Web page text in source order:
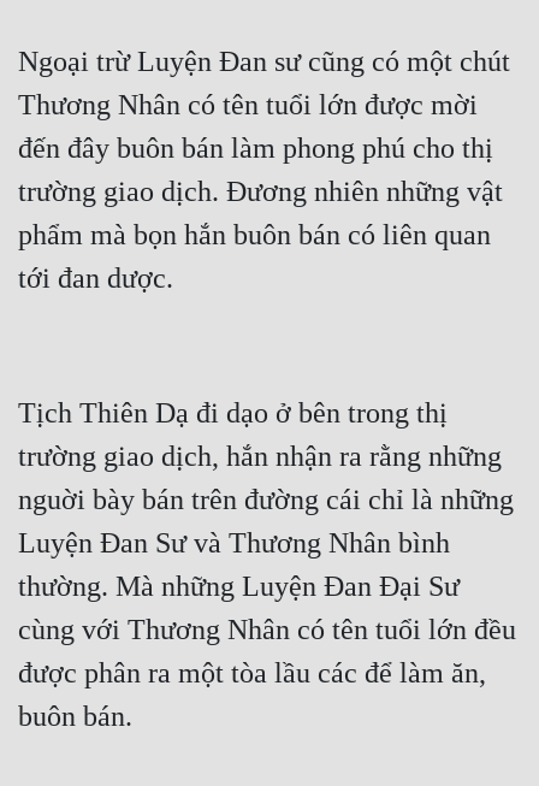
Ngoại trừ Luyện Đan sư cũng có một chút
Thương Nhân có tên tuổi lớn được mời
đến đây buôn bán làm phong phú cho thị
trường giao dịch. Đương nhiên những vật
phẩm mà bọn hắn buôn bán có liên quan
Tịch Thiên Dạ đi dạo ở bên trong thị
trường giao dịch, hắn nhận ra rằng những
nguời bày bán trên đường cái chỉ là những
Luyện Đan Sư và Thương Nhân bình
thường. Mà những Luyện Đan Đại Sư
cùng với Thương Nhân có tên tuổi lớn đều
được phân ra một tòa lầu các để làm ăn,